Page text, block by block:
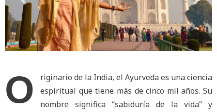
O
riginario de la India, el Ayurveda es una ciencia
espiritual que tiene más de cinco mil años. Su
nombre significa “sabiduría de la vida” y